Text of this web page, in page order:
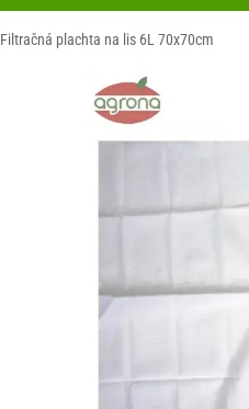
Filtračná plachta na lis 6L 70x70cm